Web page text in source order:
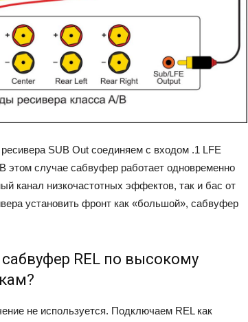
SUB Out соединяем с входом .1 LFE
этом случае сабвуфер работает одновременно
канал низкочастотных эффектов, так и бас от
установить фронт как «большой», сабвуфер
REL по высокому
не используется. Подключаем REL как